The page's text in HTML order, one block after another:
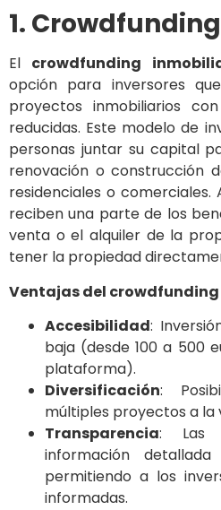
1.
El crowdfunding
opción para inversores
proyectos inmobiliarios
reducidas. Este modelo de
personas juntar su capital
renovación o construcción
residenciales o comerciales.
reciben una parte de los
venta o el alquiler de la
tener la propiedad
Ventajas del
Accesibilidad:
baja (desde 100 a 500
plataforma).
Diversificación:
múltiples proyectos a la
Transparencia: Las
información
permitiendo a los
informadas.